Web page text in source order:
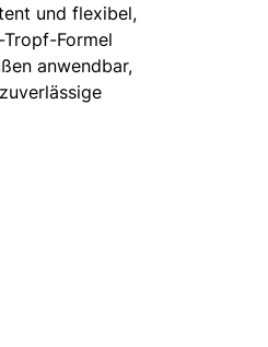
und flexibel,
Formel
anwendbar,